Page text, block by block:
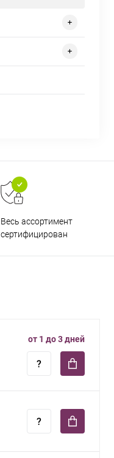
Весь ассортимент
сертифицирован
от 1 до 3 дней